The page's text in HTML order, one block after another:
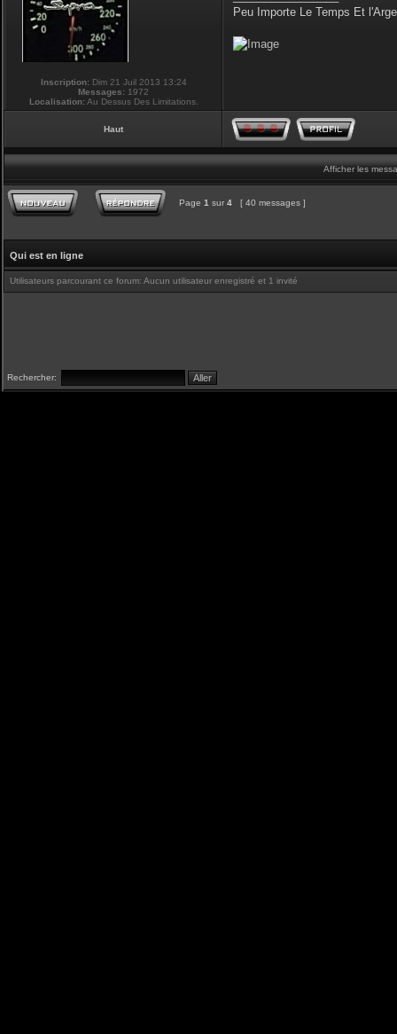
Inscription:Dim 21 Juil 2013 13:24
Messages: 1972
Localisation:Au Dessus Des Limitations.
Peu Importe Le Temps Et
Haut
Afficher les
Page 1 sur 4 [ 40 messages ]
Qui est en ligne
Utilisateurs parcourant ce forum: Aucun utilisateur enregistré et 1 invité
Rechercher: